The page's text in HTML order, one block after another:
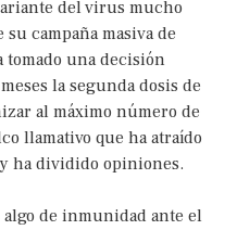
del virus mucho
campaña masiva de
una decisión
la segunda dosis de
al máximo número de
llamativo que ha atraído
ha dividido opiniones.
de inmunidad ante el